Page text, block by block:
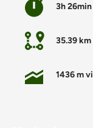
3h 26min
35.39
1436 m